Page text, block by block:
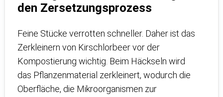
den Zersetzungsprozess
Feine Stücke verrotten schneller. Daher ist das
Zerkleinern von Kirschlorbeer vor der
Kompostierung wichtig. Beim Häckseln wird
das Pflanzenmaterial zerkleinert, wodurch die
Oberfläche, die Mikroorganismen zur